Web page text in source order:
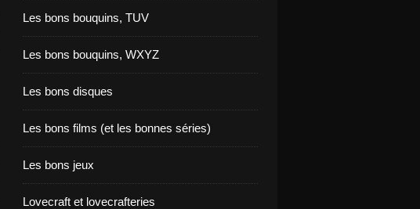
Les bons bouquins, TUV
Les bons bouquins, WXYZ
Les bons disques
Les bons films (et les bonnes séries)
Les bons jeux
Lovecraft et lovecrafteries